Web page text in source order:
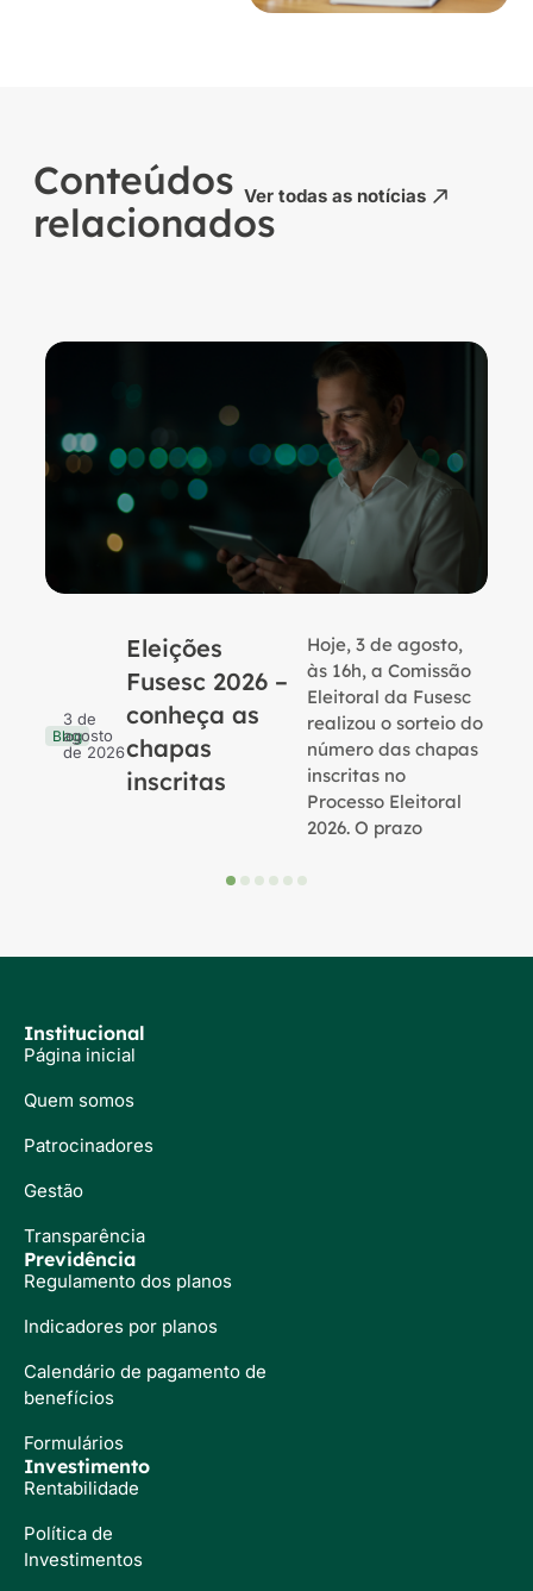
Conteúdos
relacionados
Ver todas as notícias
Blog
3 de
agosto
de 2026
Eleições
Fusesc 2026 –
conheça as
chapas
inscritas
Hoje, 3 de agosto,
às 16h, a Comissão
Eleitoral da Fusesc
realizou o sorteio do
número das chapas
inscritas no
Processo Eleitoral
2026. O prazo
Institucional
Página inicial
Quem somos
Patrocinadores
Gestão
Transparência
Previdência
Regulamento dos planos
Indicadores por planos
Calendário de pagamento de
benefícios
Formulários
Investimento
Rentabilidade
Política de
Investimentos